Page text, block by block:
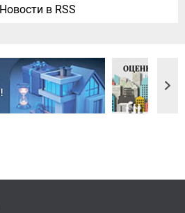
Новости в RSS